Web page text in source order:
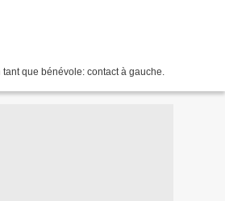
que bénévole: contact à gauche.